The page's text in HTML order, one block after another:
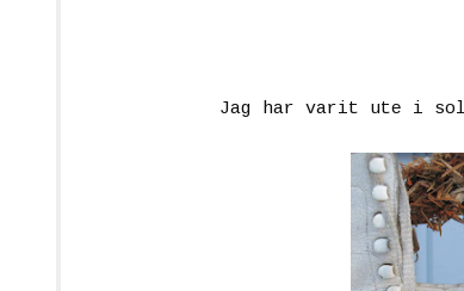
Jag har varit ute i